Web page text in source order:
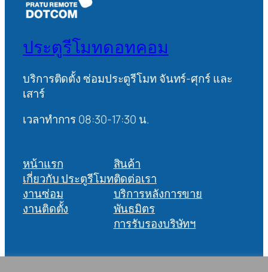
ประตูรีโมทดอทคอม
บริการติดตั้ง ซ่อมประตูรีโมท จันทร์-ศุกร์ และ
เสาร์
เวลาทำการ 08:30-17:30 น.
หน้าแรก
เกี่ยวกับ ประตูรีโมท
งานซ่อม
งานติดตั้ง
สินค้า
ติดต่อเรา
บริการหลังการขาย
พันธมิตร
การรับรองบริษัทฯ